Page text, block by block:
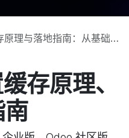
地指南：从基础装饰器到业务优化方案
存原理、